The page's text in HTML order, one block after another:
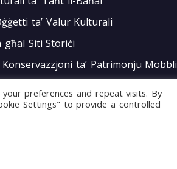
ta’ Valur Kulturali
għal Siti Storiċi
ta’ Patrimonju Mobbli
preferences and repeat visits. By
Settings" to provide a controlled